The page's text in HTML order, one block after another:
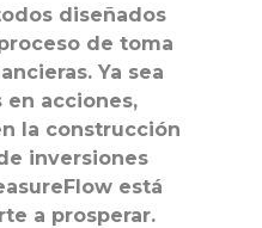
diseñados
de toma
Ya sea
acciones,
la construcción
inversiones
está
a prosperar.